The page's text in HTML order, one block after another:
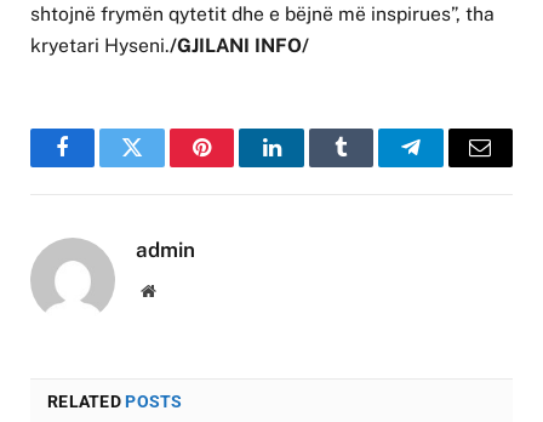
shtojnë frymën qytetit dhe e bëjnë më inspirues”, tha
kryetari Hyseni./GJILANI INFO/
FacebookTwitter PinterestLinkedInTumblr TelegramEmail
admin
Website
RELATEDPOSTS